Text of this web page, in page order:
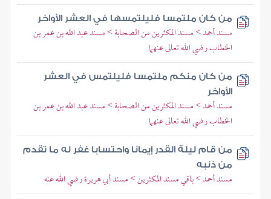
من كان ملتمسا فليلتمسها في العشر الأواخر
مسند أحمد > مسند المكثرين من الصحابة > مسند عبد الله بن عمر بن
الخطاب رضي الله تعالى عنهما
من كان منكم ملتمسا فليلتمس في العشر
الأواخر
مسند أحمد > مسند المكثرين من الصحابة > مسند عبد الله بن عمر بن
الخطاب رضي الله تعالى عنهما
من قام ليلة القدر إيمانا واحتسابا غفر له ما تقدم
من ذنبه
مسند أحمد > باقي مسند المكثرين > مسند أبي هريرة رضي الله عنه